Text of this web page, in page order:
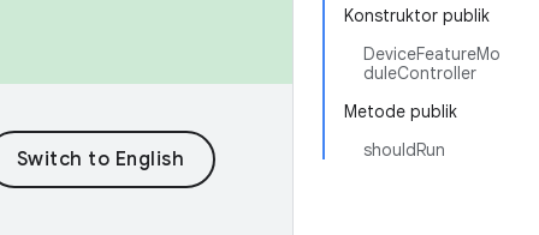
Konstruktor publik
DeviceFeatureMo
duleController
Metode publik
shouldRun